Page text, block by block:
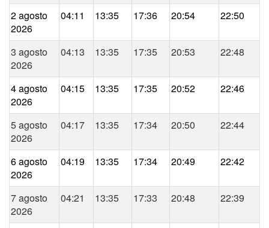
2 agosto
2026
04:11 13:35 17:36 20:54 22:50
3 agosto
2026
04:13 13:35 17:35 20:53 22:48
4 agosto
2026
04:15 13:35 17:35 20:52 22:46
5 agosto
2026
04:17 13:35 17:34 20:50 22:44
6 agosto
2026
04:19 13:35 17:34 20:49 22:42
7 agosto
2026
04:21 13:35 17:33 20:48 22:39